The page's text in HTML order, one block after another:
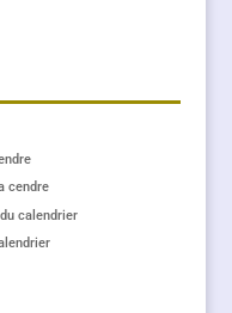
cendre
calendrier